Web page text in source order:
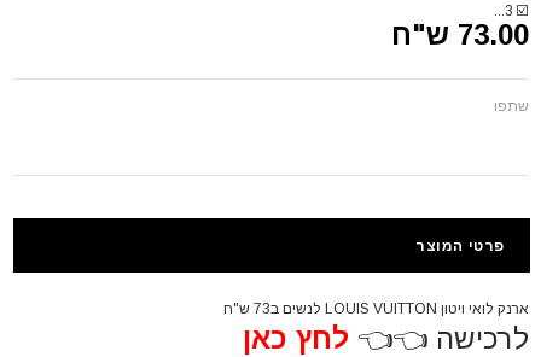
☑️
73.00 ש"ח
שתפו
פרטי המוצר
ארנק לואי ויטון LOUIS VUITTON לנשים ב73 ש"ח
לרכישה 👈👈 לחץ כאן